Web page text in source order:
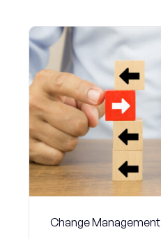
Change Management